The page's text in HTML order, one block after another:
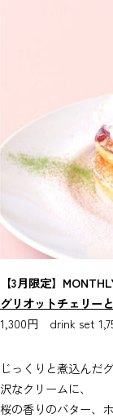
【3月限定】
グリオットチェリー
1,300円 drink set
じっくりと煮込んだ
沢なクリームに、
桜の香りのバター、